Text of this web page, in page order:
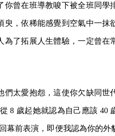
曾在班導教唆下被全班同學
，依稀能感覺到空氣中一抹
了拓展人生體驗，一定曾在
太愛抱怨，這使你欠缺同世
8 歲起她就認為自己應該 40
幕前表演，即便我認為你的外